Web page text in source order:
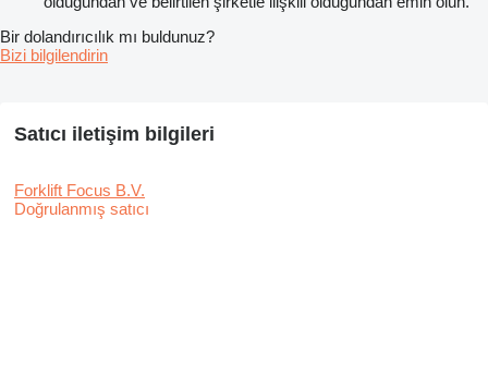
Bir dolandırıcılık mı buldunuz?
Bizi bilgilendirin
Satıcı iletişim bilgileri
Forklift Focus B.V.
Doğrulanmış satıcı